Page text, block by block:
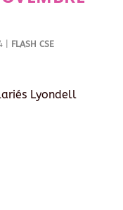
FLASH CSE
Lyondell